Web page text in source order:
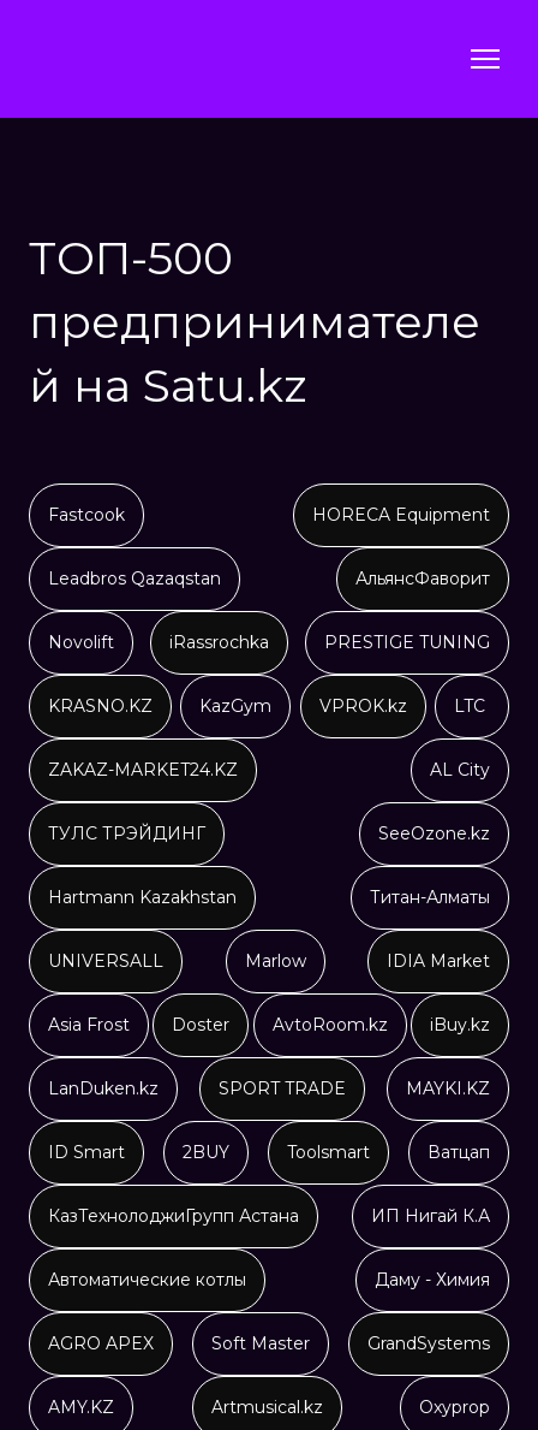
ТОП-500
предпринимателе
й на Satu.kz
Fastcook HORECA Equipment
Leadbros Qazaqstan АльянсФаворит
Novolift iRassrochka PRESTIGE TUNING
KRASNO.KZ KazGym VPROK.kz LTC
ZAKAZ-MARKET24.KZ AL City
ТУЛС ТРЭЙДИНГ SeeOzone.kz
Hartmann Kazakhstan Титан-Алматы
UNIVERSALL Marlow IDIA Market
Asia Frost Doster AvtoRoom.kz iBuy.kz
LanDuken.kz SPORT TRADE MAYKI.KZ
ID Smart 2BUY Toolsmart Ватцап
КазТехнолоджиГрупп Астана ИП Нигай К.А
Автоматические котлы Даму - Химия
AGRO APEX Soft Master GrandSystems
AMY.KZ Artmusical.kz Oxyprop